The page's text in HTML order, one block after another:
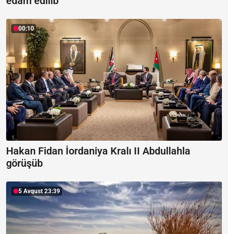
00:10
Hakan Fidan İordaniya Kralı II Abdullahla
görüşüb
5 Avqust 23:39